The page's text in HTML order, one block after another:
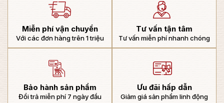
Miễn phí vận chuyển
Với các đơn hàng trên 1 triệu
Tư vấn tận tâm
Tư vấn miễn phí nhanh chóng
Bảo hành sản phẩm
Đổi trả miễn phí 7 ngày đầu
Ưu đãi hấp dẫn
Giảm giá sản phẩm linh động